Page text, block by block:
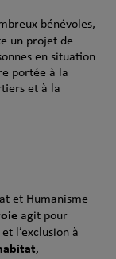
bénévoles,
un projet de
en situation
portée à la
et à la
et Humanisme
agit pour
l’exclusion à
,